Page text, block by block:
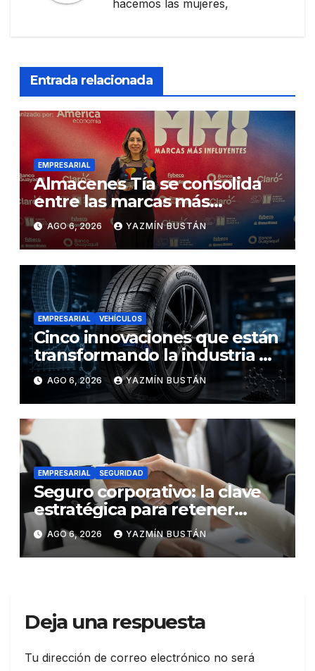
hacemos las mujeres,
Entrada relacionada
EMPRESARIAL
Almacenes Tía se consolida
entre las marcas más
influyentes del Ecuador
AGO 6, 2026 YAZMÍN BUSTÁN
EMPRESARIAL VEHÍCULOS
Cinco innovaciones que están
transformando la industria de
los neumáticos y redefinen el
futuro de la movilidad
AGO 6, 2026 YAZMÍN BUSTÁN
EMPRESARIAL SEGURIDAD
Seguro corporativo: la clave
estratégica para retener
talento en Ecuador
AGO 6, 2026 YAZMÍN BUSTÁN
Deja una respuesta
Tu dirección de correo electrónico no será